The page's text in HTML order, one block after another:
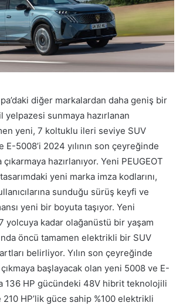
diğer markalardan daha geniş bir
sunmaya hazırlanan
yeni, 7 koltuklu ileri seviye SUV
5008’i 2024 yılının son çeyreğinde
hazırlanıyor. Yeni PEUGEOT
yeni marka imza kodlarını,
sunduğu sürüş keyfi ve
yeni bir boyuta taşıyor. Yeni
yolcuya kadar olağanüstü bir yaşam
öncü tamamen elektrikli bir SUV
belirliyor. Yılın son çeyreğinde
başlayacak olan yeni 5008 ve E-
136 HP gücündeki 48V hibrit teknolojili
HP’lik güce sahip %100 elektrikli